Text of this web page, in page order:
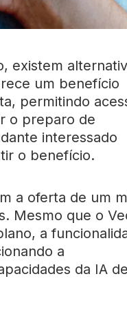
existem
um benefício
permitindo
o preparo de
interessado
o benefício.
a oferta de um
Mesmo que o
a
a
da IA de